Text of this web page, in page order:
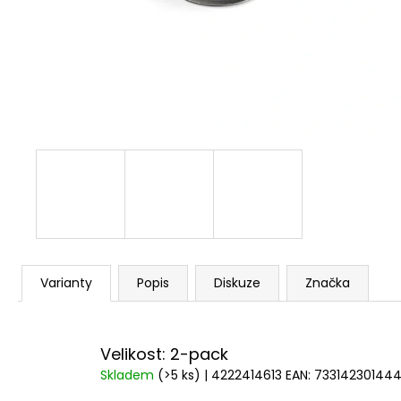
Varianty Popis Diskuze Značka
Velikost: 2-pack
Skladem (>5 ks) | 4222414613 EAN:
OBAL NA SPACÁK TRIMM M